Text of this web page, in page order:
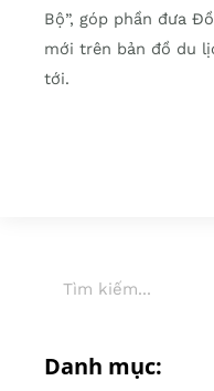
Bộ”, góp phần đưa
mới trên bản đồ du
tới.
Danh mục: